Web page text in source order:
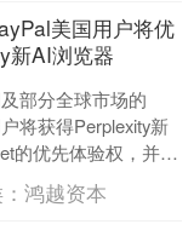
美国用户将优
新AI浏览器
部分全球市场的
将获得Perplexity新
的优先体验权，并可
12个....
鸿越资本